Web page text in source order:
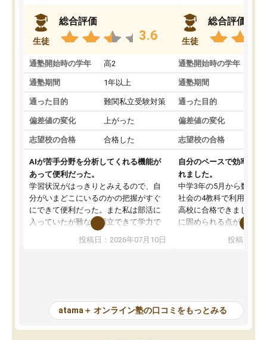
生徒
総合評価
3.6
通塾開始時の学年 高2
通塾期間 1年以上
通った目的 難関私立受験対策
偏差値の変化 上がった
志望校の合格 合格した
AIが苦手分野を分析してくれる機能が
あって便利だった。
学習状況がはっきりとみえるので、自
分がいまどこにいるのかの把握がすぐ
にできて便利だった。また私は部活に
入っていたが難なく両立できて学力で
も部活でも結果を残すことができてよ
かった。また問題演習の際に、自分が
が、自分で自分の管理ができない人に
とっては難しい部分もあるのではない
かと思った。
投稿日：2026年07月10日
生徒
総合評価
通塾開始時の学年
通塾期間
通った目的
偏差値の変化
志望校の合格
自分のペースで効率よく
れました。
中学3年の5月から数学・
社会の4教科で利用し、
高校に合格できました。
に固められる点が魅力で
項目のおかげで、手軽
元数が可視化されるので
しながら意欲的に取り組
常に効果を実感している
投稿日：
atama＋ オンライン塾の口コミをもっとみる